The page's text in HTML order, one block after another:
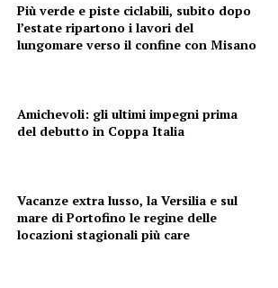
Più verde e piste ciclabili, subito dopo
l’estate ripartono i lavori del
lungomare verso il confine con Misano
Amichevoli: gli ultimi impegni prima
del debutto in Coppa Italia
Vacanze extra lusso, la Versilia e sul
mare di Portofino le regine delle
locazioni stagionali più care